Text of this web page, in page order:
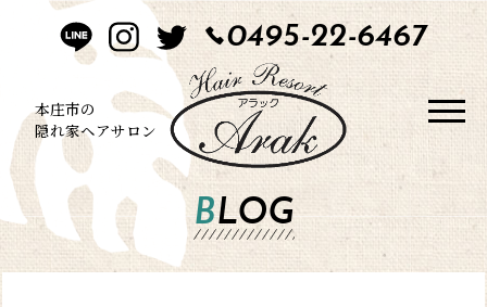
HOME
CONCEPT
STYLE
MENU
0495-22-6467
本庄市の
隠れ家ヘアサロン
BLOG